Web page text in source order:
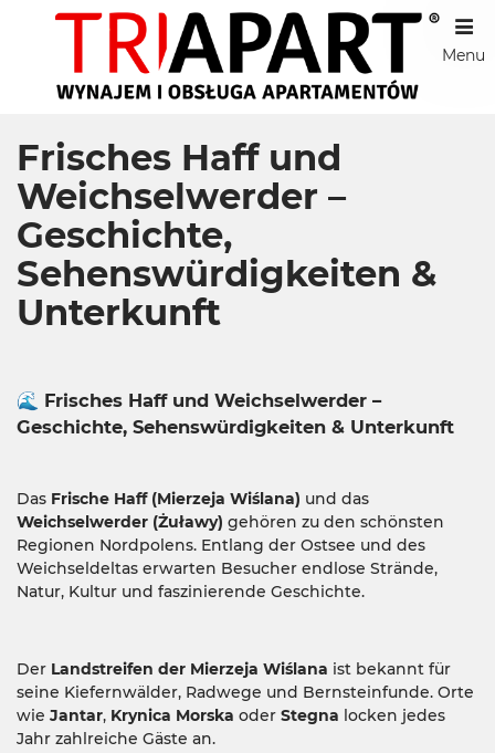
Menu
Frisches Haff und
Weichselwerder –
Geschichte,
Sehenswürdigkeiten &
Unterkunft
🌊 Frisches Haff und Weichselwerder –
Geschichte, Sehenswürdigkeiten & Unterkunft
Das Frische Haff (Mierzeja Wiślana) und das
Weichselwerder (Żuławy) gehören zu den schönsten
Regionen Nordpolens. Entlang der Ostsee und des
Weichseldeltas erwarten Besucher endlose Strände,
Natur, Kultur und faszinierende Geschichte.
Der Landstreifen der Mierzeja Wiślana ist bekannt für
seine Kiefernwälder, Radwege und Bernsteinfunde. Orte
wie Jantar, Krynica Morska oder Stegna locken jedes
Jahr zahlreiche Gäste an.